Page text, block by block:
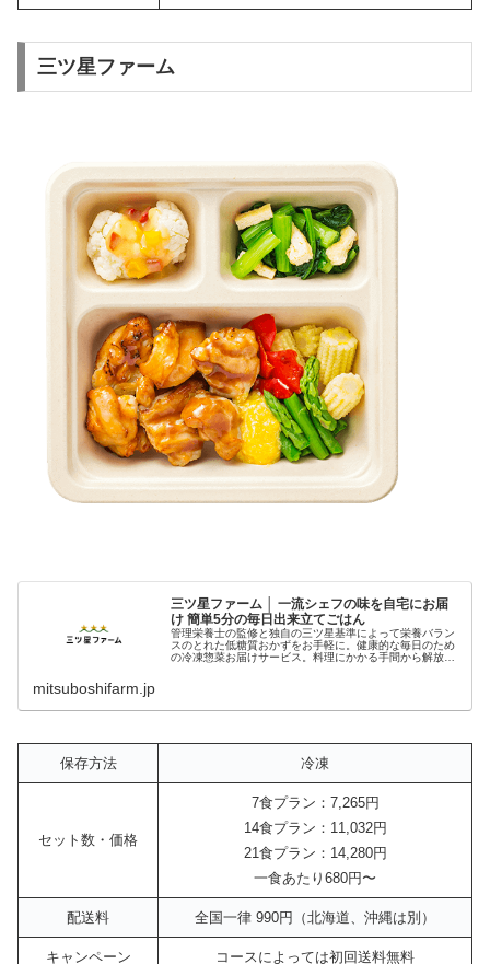
三ツ星ファーム
三ツ星ファーム │ 一流シェフの味を自宅にお届
け 簡単5分の毎日出来立てごはん
管理栄養士の監修と独自の三ツ星基準によって栄養バラン
スのとれた低糖質おかずをお手軽に。健康的な毎日のため
の冷凍惣菜お届けサービス。料理にかかる手間から解放さ
mitsuboshifarm.jp
保存方法 冷凍
セット数・価格
7食プラン：7,265円
14食プラン：11,032円
21食プラン：14,280円
一食あたり680円〜
配送料 全国一律 990円（北海道、沖縄は別）
キャンペーン コースによっては初回送料無料